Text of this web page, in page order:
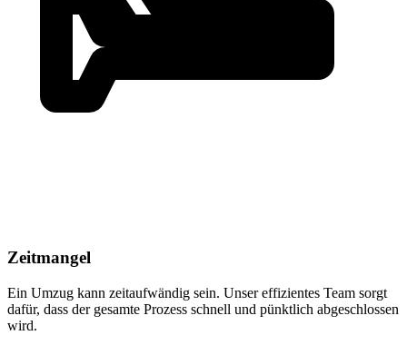
Zeitmangel
Ein Umzug kann zeitaufwändig sein. Unser effizientes Team sorgt
dafür, dass der gesamte Prozess schnell und pünktlich abgeschlossen
wird.